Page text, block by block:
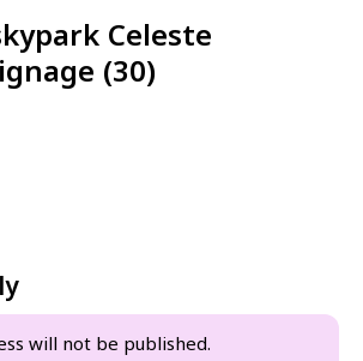
Celeste
(30)
will not be published.